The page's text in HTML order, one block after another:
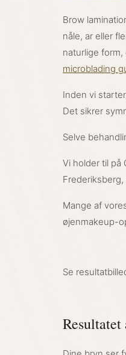
Brow
nåle, ar eller
naturlige
microblading
Inden vi
Det sikrer
Selve
Vi holder til på
Mange af
øjenmakeup-
Se